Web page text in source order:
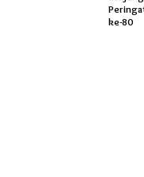
ke-80